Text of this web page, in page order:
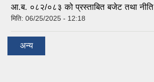
आ.ब. ०८२/०८३ को प्रस्ताबित बजेट तथा नीति
मिति: 06/25/2025 - 12:18
अन्य